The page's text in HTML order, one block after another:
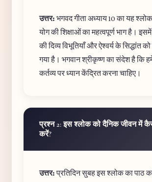
उत्तर: भगवद गीता अध्याय 10 का यह
योग की शिक्षाओं का महत्वपूर्ण भाग है।
की दिव्य विभूतियाँ और ऐश्वर्य के सिद्धांत
गया है। भगवान श्रीकृष्ण का संदेश है कि
कर्तव्य पर ध्यान केंद्रित करना चाहिए।
प्रश्न 2: इस श्लोक को दैनिक जीवन में
करें?
उत्तर:प्रतिदिन सुबह इस श्लोक का पाठ